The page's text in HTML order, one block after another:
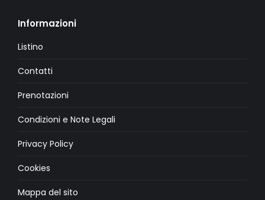
Informazioni
Listino
Contatti
Prenotazioni
Condizioni e Note Legali
Privacy Policy
Cookies
Mappa del sito